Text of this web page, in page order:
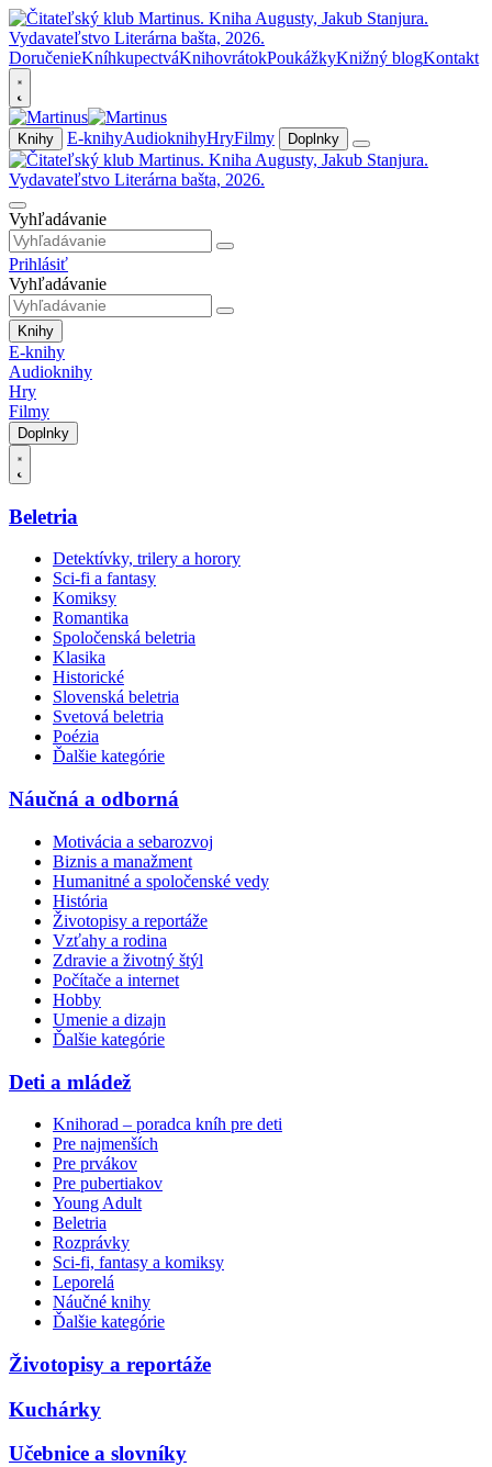
DoručenieKníhkupectváKnihovrátokPoukážkyKnižný blogKontakt
Knihy E-knihyAudioknihyHryFilmy Doplnky
Vyhľadávanie
Prihlásiť
Vyhľadávanie
Knihy
E-knihy
Audioknihy
Hry
Filmy
Doplnky
Beletria
Detektívky, trilery a horory
Sci-fi a fantasy
Komiksy
Romantika
Spoločenská beletria
Klasika
Historické
Slovenská beletria
Svetová beletria
Poézia
Ďalšie kategórie
Náučná a odborná
Motivácia a sebarozvoj
Biznis a manažment
Humanitné a spoločenské vedy
História
Životopisy a reportáže
Vzťahy a rodina
Zdravie a životný štýl
Počítače a internet
Hobby
Umenie a dizajn
Ďalšie kategórie
Deti a mládež
Knihorad – poradca kníh pre deti
Pre najmenších
Pre prvákov
Pre pubertiakov
Young Adult
Beletria
Rozprávky
Sci-fi, fantasy a komiksy
Leporelá
Náučné knihy
Ďalšie kategórie
Životopisy a reportáže
Kuchárky
Učebnice a slovníky